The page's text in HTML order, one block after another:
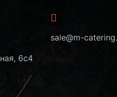
6с4
sale@m-